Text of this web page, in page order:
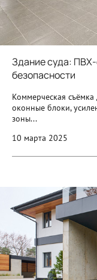
Здание суда:
безопасности
Коммерческая
оконные блоки,
зоны...
10 марта 2025